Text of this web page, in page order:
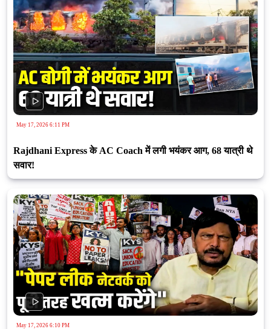
May 17, 2026 6:11 PM
Rajdhani Express के AC Coach में लगी भयंकर आग, 68 यात्री थे
सवार!
May 17, 2026 6:10 PM